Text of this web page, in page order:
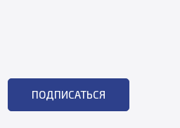
ПОДПИСАТЬСЯ